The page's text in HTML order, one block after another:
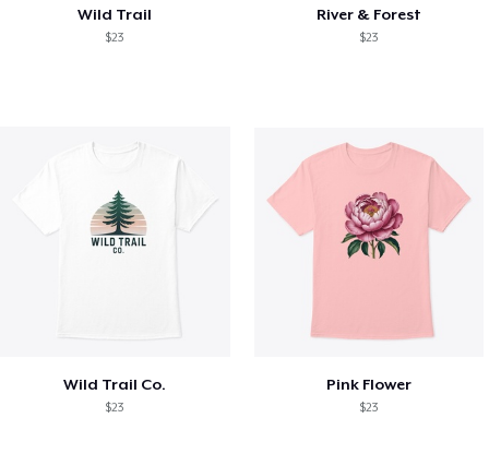
Wild Trail
$23
River & Forest
$23
Wild Trail Co.
$23
Pink Flower
$23